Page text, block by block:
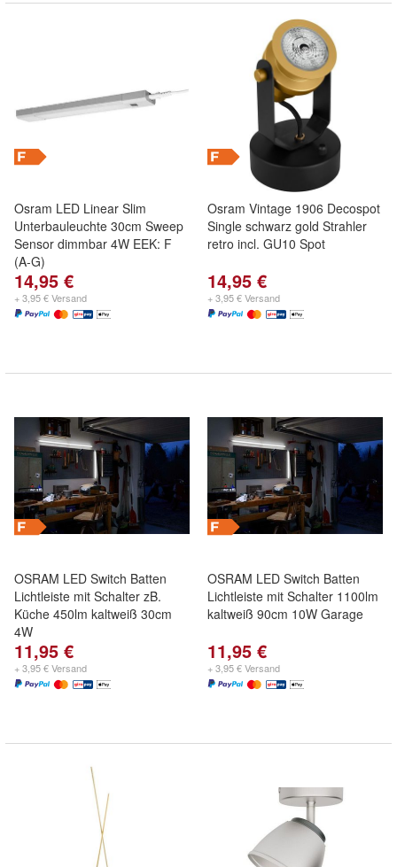
Osram LED Linear Slim
Unterbauleuchte 30cm Sweep
Sensor dimmbar 4W EEK: F
(A-G)
14,95 €
+ 3,95 € Versand
Osram Vintage 1906 Decospot
Single schwarz gold Strahler
retro incl. GU10 Spot
14,95 €
+ 3,95 € Versand
OSRAM LED Switch Batten
Lichtleiste mit Schalter zB.
Küche 450lm kaltweiß 30cm
4W
11,95 €
+ 3,95 € Versand
OSRAM LED Switch Batten
Lichtleiste mit Schalter 1100lm
kaltweiß 90cm 10W Garage
11,95 €
+ 3,95 € Versand